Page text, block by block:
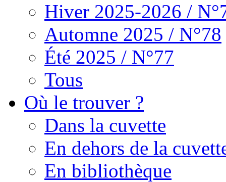
Hiver 2025-2026 /
Automne 2025 / N°78
Été 2025 / N°77
Tous
Où le trouver ?
Dans la cuvette
En dehors de la
En bibliothèque